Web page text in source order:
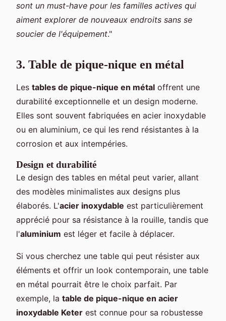
sont un must-have pour les familles actives qui
aiment explorer de nouveaux endroits sans se
soucier de l'équipement."
3. Table de pique-nique en métal
Les tables de pique-nique en métal offrent une
durabilité exceptionnelle et un design moderne.
Elles sont souvent fabriquées en acier inoxydable
ou en aluminium, ce qui les rend résistantes à la
corrosion et aux intempéries.
Design et durabilité
Le design des tables en métal peut varier, allant
des modèles minimalistes aux designs plus
élaborés. L'acier inoxydable est particulièrement
apprécié pour sa résistance à la rouille, tandis que
l'aluminium est léger et facile à déplacer.
Si vous cherchez une table qui peut résister aux
éléments et offrir un look contemporain, une table
en métal pourrait être le choix parfait. Par
exemple, la table de pique-nique en acier
inoxydable Keter est connue pour sa robustesse